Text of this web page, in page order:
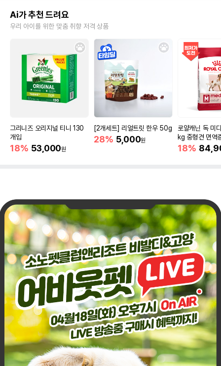
Ai가 추천 드려요
우리 아이를 위한 맞춤 취향 저격 상품
그리니즈 오리지널 티니 130
개입
18% 53,000원
[2개세트] 리얼트릿 한우 50g
28% 5,000원
로얄캐닌 독 미
kg 중형견 면역
18%